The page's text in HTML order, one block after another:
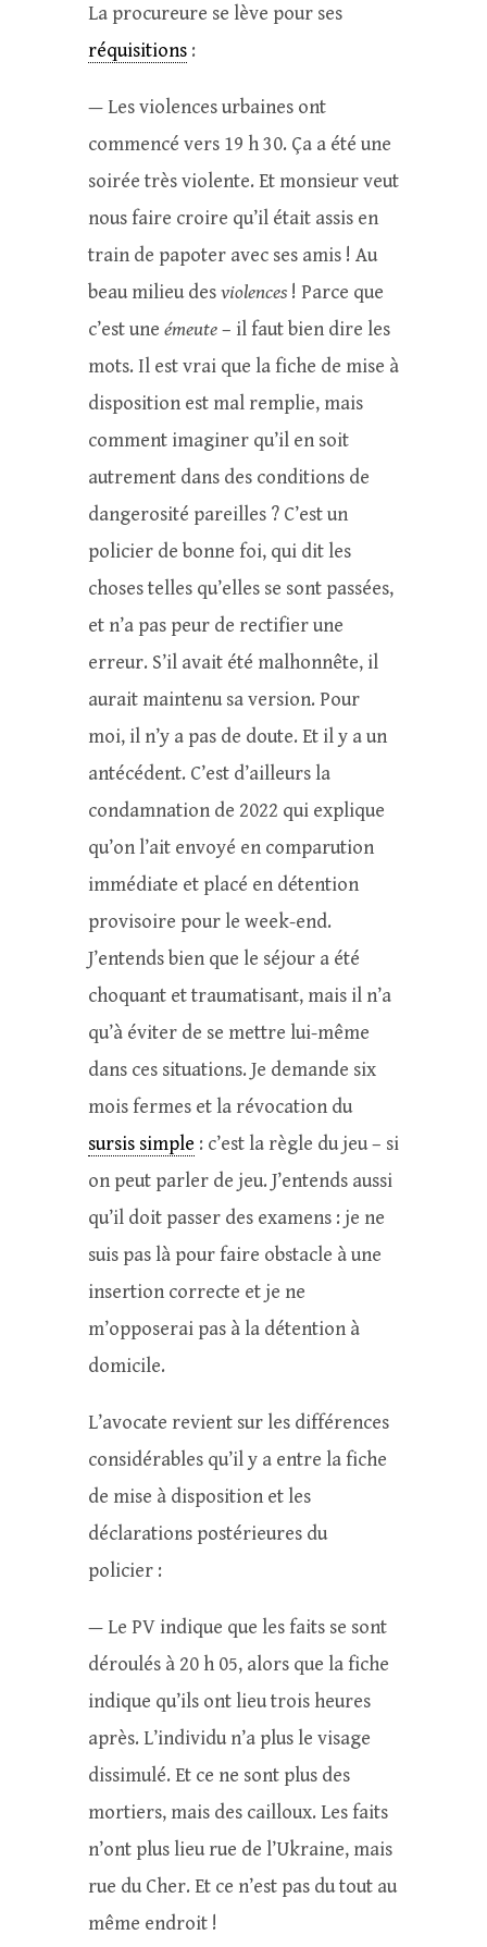
La procureure se lève pour ses
réquisitions:
— Les violences urbaines ont
commencé vers 19 h 30. Ça a été une
soirée très violente. Et monsieur veut
nous faire croire qu’il était assis en
train de papoter avec ses amis ! Au
beau milieu desviolences! Parce que
c’est une émeute– il faut bien dire les
mots. Il est vrai que la fiche de mise à
disposition est mal remplie, mais
comment imaginer qu’il en soit
autrement dans des conditions de
dangerosité pareilles ? C’est un
policier de bonne foi, qui dit les
choses telles qu’elles se sont passées,
et n’a pas peur de rectifier une
erreur. S’il avait été malhonnête, il
aurait maintenu sa version. Pour
moi, il n’y a pas de doute. Et il y a un
antécédent. C’est d’ailleurs la
condamnation de 2022 qui explique
qu’on l’ait envoyé en comparution
immédiate et placé en détention
provisoire pour le week-end.
J’entends bien que le séjour a été
choquant et traumatisant, mais il n’a
qu’à éviter de se mettre lui-même
dans ces situations. Je demande six
mois fermes et la révocation du
sursis simple : c’est la règle du jeu – si
on peut parler de jeu. J’entends aussi
qu’il doit passer des examens : je ne
suis pas là pour faire obstacle à une
insertion correcte et je ne
m’opposerai pas à la détention à
domicile.
L’avocate revient sur les différences
considérables qu’il y a entre la fiche
de mise à disposition et les
déclarations postérieures du
policier :
— Le PV indique que les faits se sont
déroulés à 20 h 05, alors que la fiche
indique qu’ils ont lieu trois heures
après. L’individu n’a plus le visage
dissimulé. Et ce ne sont plus des
mortiers, mais des cailloux. Les faits
n’ont plus lieu rue de l’Ukraine, mais
rue du Cher. Et ce n’est pas du tout au
même endroit !